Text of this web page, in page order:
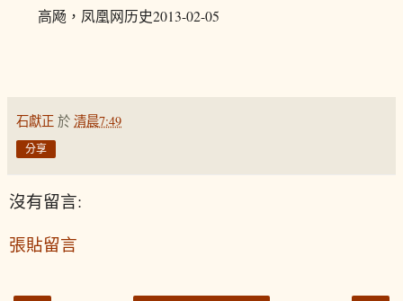
高飏，凤凰网历史2013-02-05
石獻正 於 清晨7:49
分享
沒有留言:
張貼留言